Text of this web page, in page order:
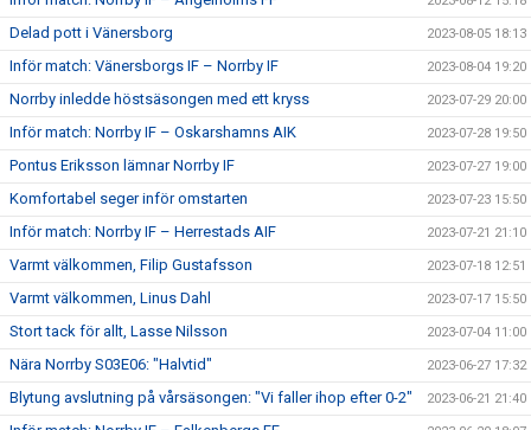
Delad pott i Vänersborg 2023-08-05 18:13
Inför match: Vänersborgs IF – Norrby IF 2023-08-04 19:20
Norrby inledde höstsäsongen med ett kryss 2023-07-29 20:00
Inför match: Norrby IF – Oskarshamns AIK 2023-07-28 19:50
Pontus Eriksson lämnar Norrby IF 2023-07-27 19:00
Komfortabel seger inför omstarten 2023-07-23 15:50
Inför match: Norrby IF – Herrestads AIF 2023-07-21 21:10
Varmt välkommen, Filip Gustafsson 2023-07-18 12:51
Varmt välkommen, Linus Dahl 2023-07-17 15:50
Stort tack för allt, Lasse Nilsson 2023-07-04 11:00
Nära Norrby S03E06: "Halvtid" 2023-06-27 17:32
Blytung avslutning på vårsäsongen: "Vi faller ihop efter 0-2" 2023-06-21 21:40